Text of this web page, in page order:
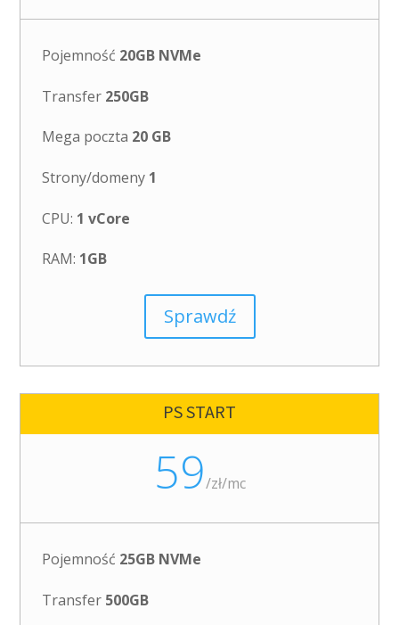
Pojemność 20GB NVMe
Transfer 250GB
Mega poczta 20 GB
Strony/domeny 1
CPU: 1 vCore
RAM: 1GB
Sprawdź
PS START
59/zł/mc
Pojemność 25GB NVMe
Transfer 500GB